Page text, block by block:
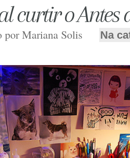
curtir o Antes
porMariana Solis Na